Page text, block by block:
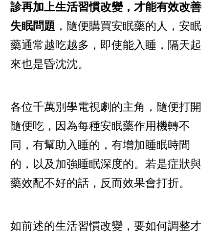
診再加上生活習慣改變，才能有效改善
失眠問題 ，隨便購買安眠藥的人，安眠
藥通常越吃越多，即使能入睡，隔天起
來也是昏沈沈。
各位千萬別學電視劇的主角，隨便打開
隨便吃，因為每種安眠藥作用機轉不
同，有幫助入睡的，有增加睡眠時間
的，以及加強睡眠深度的。若是症狀與
藥效配不好的話，反而效果會打折。
如前述的生活習慣改變，要如何調整才